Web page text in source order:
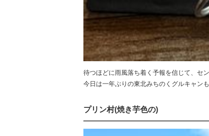
待つほどに雨風落ち着く予報を信じて、セ
今日は一年ぶりの東北みちのくグルキャン
プリン村(焼き芋色の)